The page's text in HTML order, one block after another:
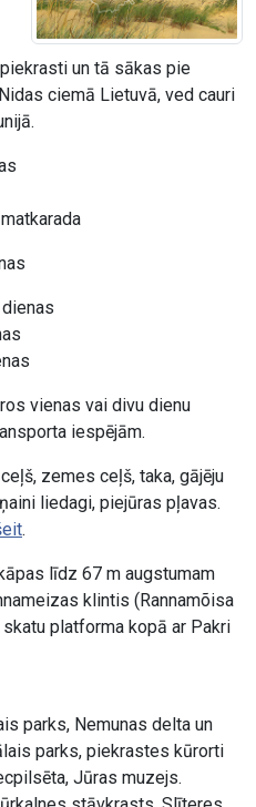
un tā sākas pie
ciemā Lietuvā, ved cauri
vienas vai divu dienu
iespējām.
zemes ceļš, taka, gājēju
liedagi, piejūras pļavas.
.
līdz 67 m augstumam
klintis (Rannamõisa
platforma kopā ar Pakri
parks, Nemunas delta un
parks, piekrastes kūrorti
Jūras muzejs.